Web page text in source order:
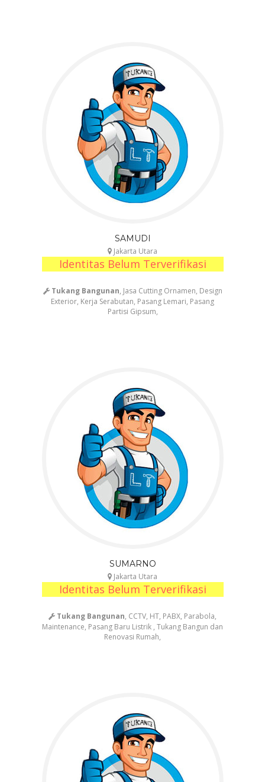
SAMUDI
Jakarta Utara
Identitas Belum Terverifikasi
Tukang Bangunan, Jasa Cutting Ornamen, Design
Exterior, Kerja Serabutan, Pasang Lemari, Pasang
Partisi Gipsum,
SUMARNO
Jakarta Utara
Identitas Belum Terverifikasi
Tukang Bangunan, CCTV, HT, PABX, Parabola,
Maintenance, Pasang Baru Listrik , Tukang Bangun dan
Renovasi Rumah,